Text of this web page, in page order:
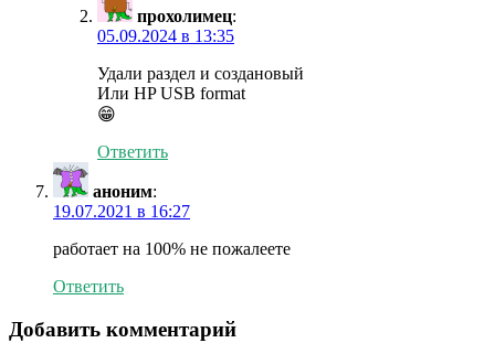
прохолимец:
05.09.2024 в 13:35
Удали раздел и создановый
Или HP USB format
😁
Ответить
аноним:
19.07.2021 в 16:27
работает на 100% не пожалеете
Ответить
Добавить комментарий